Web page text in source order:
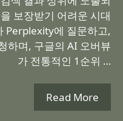
보장받기 어려운 시대
Perplexity에 질문하고,
하며, 구글의 AI 오버뷰
가 전통적인 1순위 …
Read More